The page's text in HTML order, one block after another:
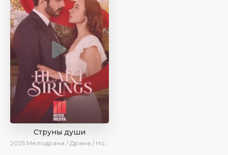
Струны души
2025 Мелодрама / Драма / Новинки / Сериалы 2025